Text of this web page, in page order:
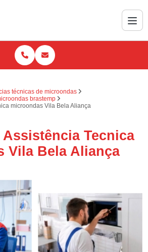
técnicas de microondas
brastemp
microondas Vila Bela Aliança
Tecnica
Vila Bela Aliança